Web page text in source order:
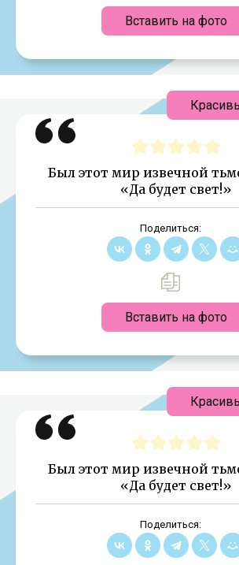
Вставить на фото
Был этот мир извечной
«Да будет свет!»
Поделиться:
Вставить на фото
Был этот мир извечной
«Да будет свет!»
Поделиться: